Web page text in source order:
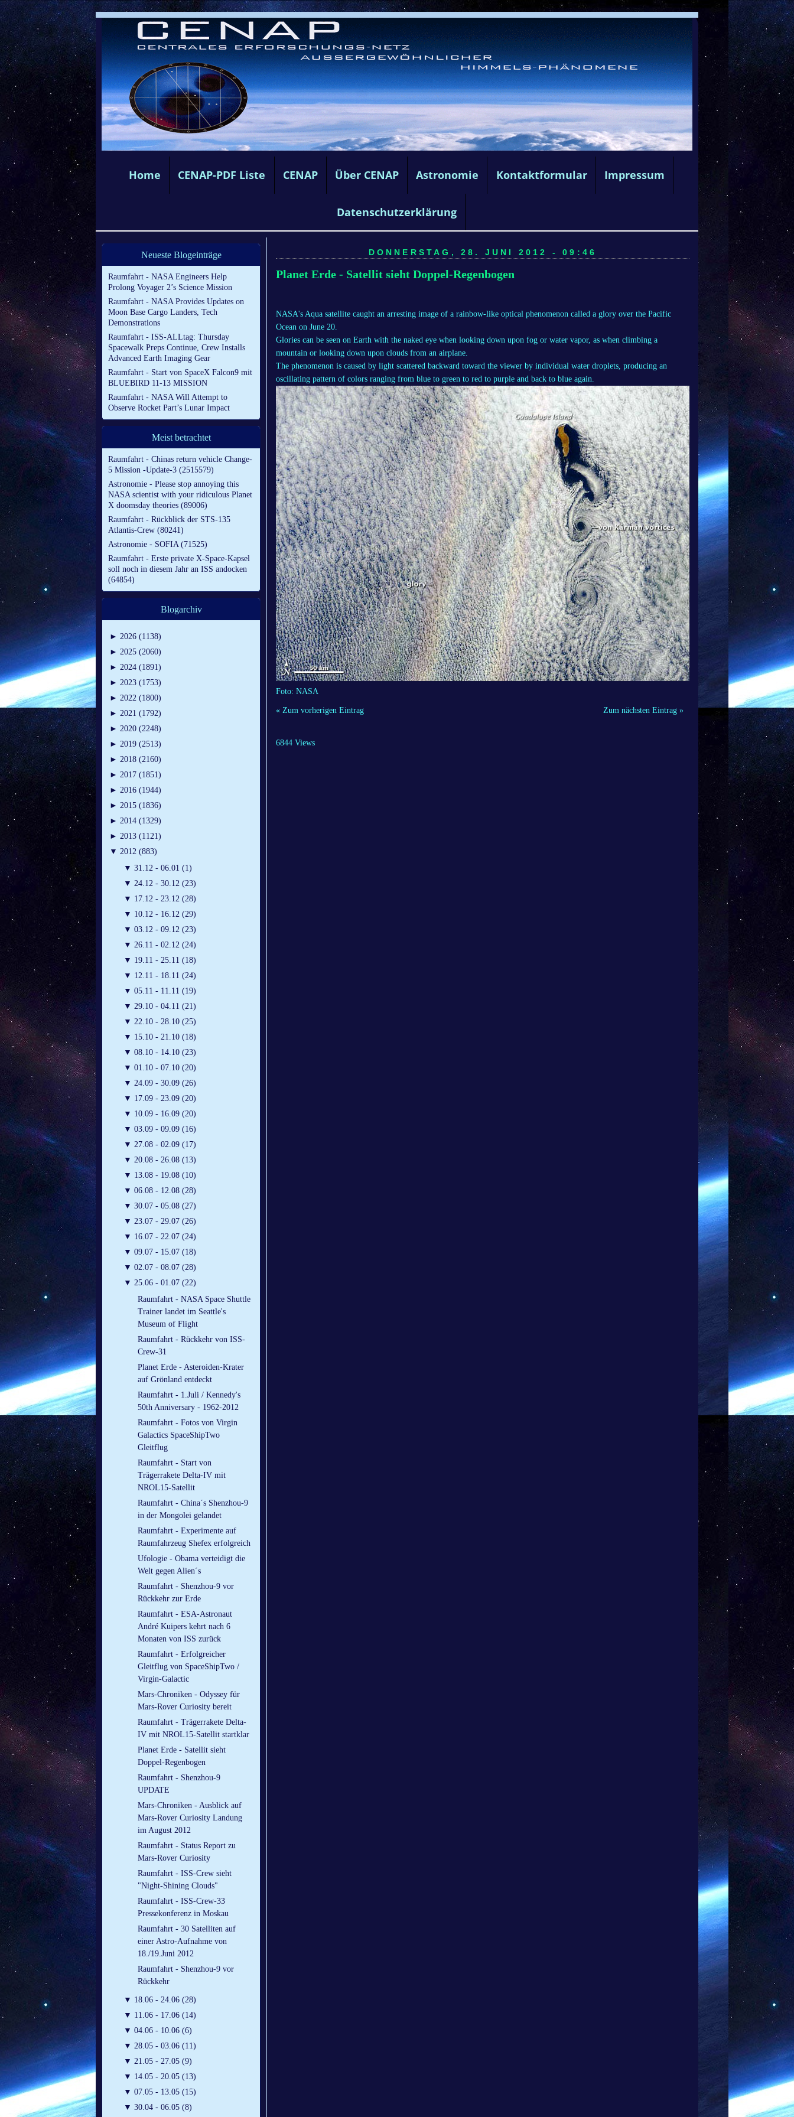
Home CENAP-PDF Liste CENAP Über CENAP Astronomie Kontaktformular Impressum
Datenschutzerklärung
Neueste Blogeinträge
Raumfahrt - NASA Engineers Help
Prolong Voyager 2’s Science Mission
Raumfahrt - NASA Provides Updates on
Moon Base Cargo Landers, Tech
Demonstrations
Raumfahrt - ISS-ALLtag: Thursday
Spacewalk Preps Continue, Crew Installs
Advanced Earth Imaging Gear
Raumfahrt - Start von SpaceX Falcon9 mit
BLUEBIRD 11-13 MISSION
Raumfahrt - NASA Will Attempt to
Observe Rocket Part’s Lunar Impact
Meist betrachtet
Raumfahrt - Chinas return vehicle Change-
5 Mission -Update-3 (2515579)
Astronomie - Please stop annoying this
NASA scientist with your ridiculous Planet
X doomsday theories (89006)
Raumfahrt - Rückblick der STS-135
Atlantis-Crew (80241)
Astronomie - SOFIA (71525)
Raumfahrt - Erste private X-Space-Kapsel
soll noch in diesem Jahr an ISS andocken
(64854)
Blogarchiv
► 2026 (1138)
► 2025 (2060)
► 2024 (1891)
► 2023 (1753)
► 2022 (1800)
► 2021 (1792)
► 2020 (2248)
► 2019 (2513)
► 2018 (2160)
► 2017 (1851)
► 2016 (1944)
► 2015 (1836)
► 2014 (1329)
► 2013 (1121)
▼ 2012 (883)
▼ 31.12 - 06.01 (1)
▼ 24.12 - 30.12 (23)
▼ 17.12 - 23.12 (28)
▼ 10.12 - 16.12 (29)
▼ 03.12 - 09.12 (23)
▼ 26.11 - 02.12 (24)
▼ 19.11 - 25.11 (18)
▼ 12.11 - 18.11 (24)
▼ 05.11 - 11.11 (19)
▼ 29.10 - 04.11 (21)
▼ 22.10 - 28.10 (25)
▼ 15.10 - 21.10 (18)
▼ 08.10 - 14.10 (23)
▼ 01.10 - 07.10 (20)
▼ 24.09 - 30.09 (26)
▼ 17.09 - 23.09 (20)
▼ 10.09 - 16.09 (20)
▼ 03.09 - 09.09 (16)
▼ 27.08 - 02.09 (17)
▼ 20.08 - 26.08 (13)
▼ 13.08 - 19.08 (10)
▼ 06.08 - 12.08 (28)
▼ 30.07 - 05.08 (27)
▼ 23.07 - 29.07 (26)
▼ 16.07 - 22.07 (24)
▼ 09.07 - 15.07 (18)
▼ 02.07 - 08.07 (28)
▼ 25.06 - 01.07 (22)
Raumfahrt - NASA Space Shuttle
Trainer landet im Seattle's
Museum of Flight
Raumfahrt - Rückkehr von ISS-
Crew-31
Planet Erde - Asteroiden-Krater
auf Grönland entdeckt
Raumfahrt - 1.Juli / Kennedy's
50th Anniversary - 1962-2012
Raumfahrt - Fotos von Virgin
Galactics SpaceShipTwo
Gleitflug
Raumfahrt - Start von
Trägerrakete Delta-IV mit
NROL15-Satellit
Raumfahrt - China´s Shenzhou-9
in der Mongolei gelandet
Raumfahrt - Experimente auf
Raumfahrzeug Shefex erfolgreich
Ufologie - Obama verteidigt die
Welt gegen Alien´s
Raumfahrt - Shenzhou-9 vor
Rückkehr zur Erde
Raumfahrt - ESA-Astronaut
André Kuipers kehrt nach 6
Monaten von ISS zurück
Raumfahrt - Erfolgreicher
Gleitflug von SpaceShipTwo /
Virgin-Galactic
Mars-Chroniken - Odyssey für
Mars-Rover Curiosity bereit
Raumfahrt - Trägerrakete Delta-
IV mit NROL15-Satellit startklar
Planet Erde - Satellit sieht
Doppel-Regenbogen
Raumfahrt - Shenzhou-9
UPDATE
Mars-Chroniken - Ausblick auf
Mars-Rover Curiosity Landung
im August 2012
Raumfahrt - Status Report zu
Mars-Rover Curiosity
Raumfahrt - ISS-Crew sieht
"Night-Shining Clouds"
Raumfahrt - ISS-Crew-33
Pressekonferenz in Moskau
Raumfahrt - 30 Satelliten auf
einer Astro-Aufnahme von
18./19.Juni 2012
Raumfahrt - Shenzhou-9 vor
Rückkehr
▼ 18.06 - 24.06 (28)
▼ 11.06 - 17.06 (14)
▼ 04.06 - 10.06 (6)
▼ 28.05 - 03.06 (11)
▼ 21.05 - 27.05 (9)
▼ 14.05 - 20.05 (13)
▼ 07.05 - 13.05 (15)
▼ 30.04 - 06.05 (8)
DONNERSTAG, 28. JUNI 2012 - 09:46
Planet Erde - Satellit sieht Doppel-Regenbogen
NASA's Aqua satellite caught an arresting image of a rainbow-like optical phenomenon called a glory over the Pacific
Ocean on June 20.
Glories can be seen on Earth with the naked eye when looking down upon fog or water vapor, as when climbing a
mountain or looking down upon clouds from an airplane.
The phenomenon is caused by light scattered backward toward the viewer by individual water droplets, producing an
oscillating pattern of colors ranging from blue to green to red to purple and back to blue again.
Foto: NASA
« Zum vorherigen Eintrag Zum nächsten Eintrag »
6844 Views